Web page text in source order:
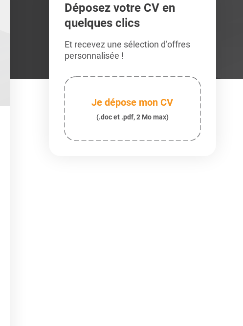
Déposez votre CV en
quelques clics
Et recevez une sélection d’offres
personnalisée !
Je dépose mon CV
(.doc et .pdf, 2 Mo max)